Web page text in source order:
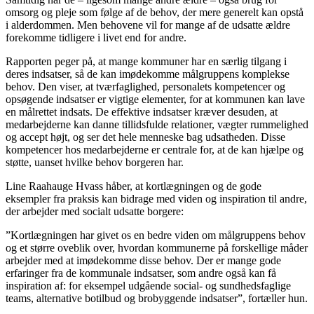
omsorg og pleje som følge af de behov, der mere generelt kan opstå
i alderdommen. Men behovene vil for mange af de udsatte ældre
forekomme tidligere i livet end for andre.
Rapporten peger på, at mange kommuner har en særlig tilgang i
deres indsatser, så de kan imødekomme målgruppens komplekse
behov. Den viser, at tværfaglighed, personalets kompetencer og
opsøgende indsatser er vigtige elementer, for at kommunen kan lave
en målrettet indsats. De effektive indsatser kræver desuden, at
medarbejderne kan danne tillidsfulde relationer, vægter rummelighed
og accept højt, og ser det hele menneske bag udsatheden. Disse
kompetencer hos medarbejderne er centrale for, at de kan hjælpe og
støtte, uanset hvilke behov borgeren har.
Line Raahauge Hvass håber, at kortlægningen og de gode
eksempler fra praksis kan bidrage med viden og inspiration til andre,
der arbejder med socialt udsatte borgere:
”Kortlægningen har givet os en bedre viden om målgruppens behov
og et større oveblik over, hvordan kommunerne på forskellige måder
arbejder med at imødekomme disse behov. Der er mange gode
erfaringer fra de kommunale indsatser, som andre også kan få
inspiration af: for eksempel udgående social- og sundhedsfaglige
teams, alternative botilbud og brobyggende indsatser”, fortæller hun.